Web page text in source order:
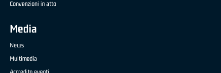
Convenzioni in atto
Media
News
Multimedia